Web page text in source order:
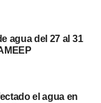
agua del 27 al 31
el agua en